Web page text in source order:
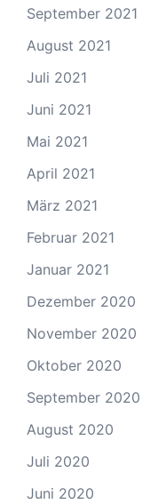
September 2021
August 2021
Juli 2021
Juni 2021
Mai 2021
April 2021
März 2021
Februar 2021
Januar 2021
Dezember 2020
November 2020
Oktober 2020
September 2020
August 2020
Juli 2020
Juni 2020